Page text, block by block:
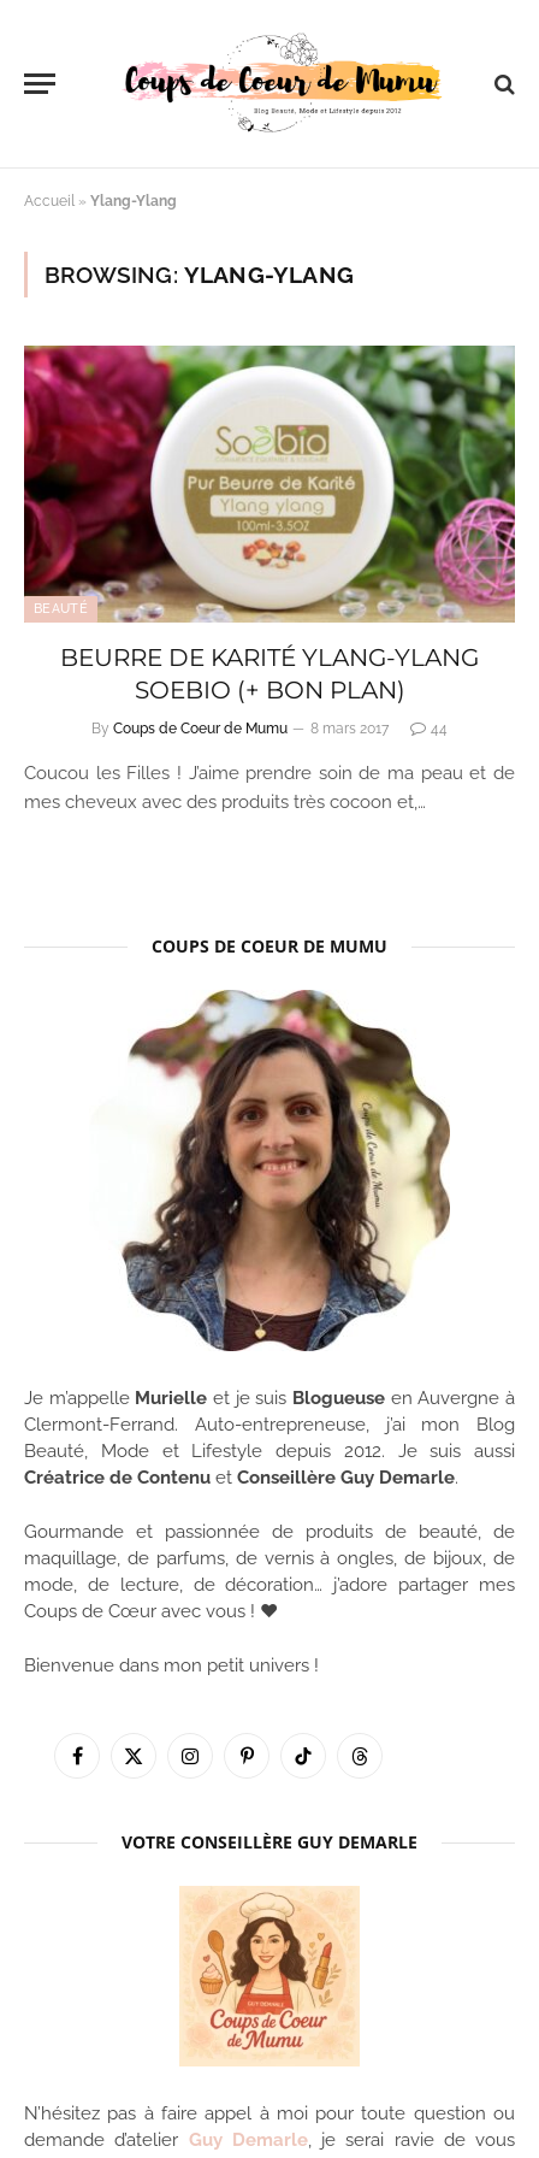
Accueil » Ylang-Ylang
BROWSING: YLANG-YLANG
BEAUTÉ
BEURRE DE KARITÉ YLANG-YLANG
SOEBIO (+ BON PLAN)
By Coups de Coeur de Mumu 8 mars 2017 44
Coucou les Filles ! J’aime prendre soin de ma peau et de
mes cheveux avec des produits très cocoon et,…
COUPS DE COEUR DE MUMU
Je m’appelle Murielle et je suis Blogueuse en Auvergne à
Clermont-Ferrand. Auto-entrepreneuse, j’ai mon Blog
Beauté, Mode et Lifestyle depuis 2012. Je suis aussi
Créatrice de Contenu et Conseillère Guy Demarle.
Gourmande et passionnée de produits de beauté, de
maquillage, de parfums, de vernis à ongles, de bijoux, de
mode, de lecture, de décoration… j’adore partager mes
Coups de Cœur avec vous ! ♥
Bienvenue dans mon petit univers !
Facebook
X
InstagramPinterestTikTok Threads
VOTRE CONSEILLÈRE GUY DEMARLE
N’hésitez pas à faire appel à moi pour toute question ou
demande d’atelier Guy Demarle, je serai ravie de vous